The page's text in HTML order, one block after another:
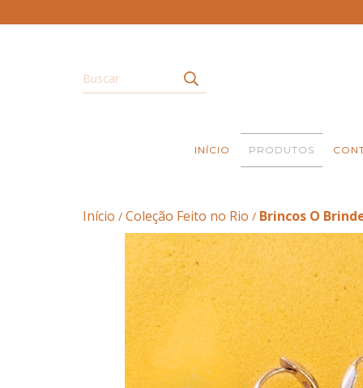
INÍCIO PRODUTOS
Início / Coleção Feito no Rio / Brincos O